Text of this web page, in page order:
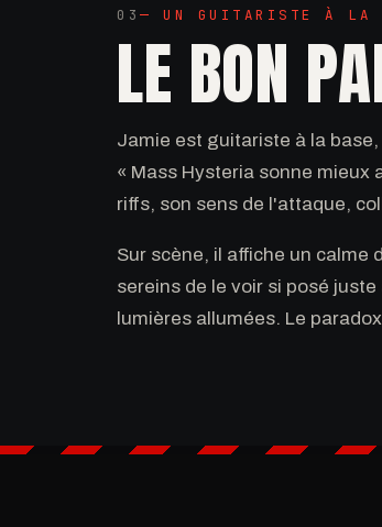
03 — UN GUITARISTE À LA
LE BON
Jamie est guitariste à la
« Mass Hysteria sonne mieux
riffs, son sens de l'attaque,
Sur scène, il affiche un
sereins de le voir si posé
lumières allumées. Le